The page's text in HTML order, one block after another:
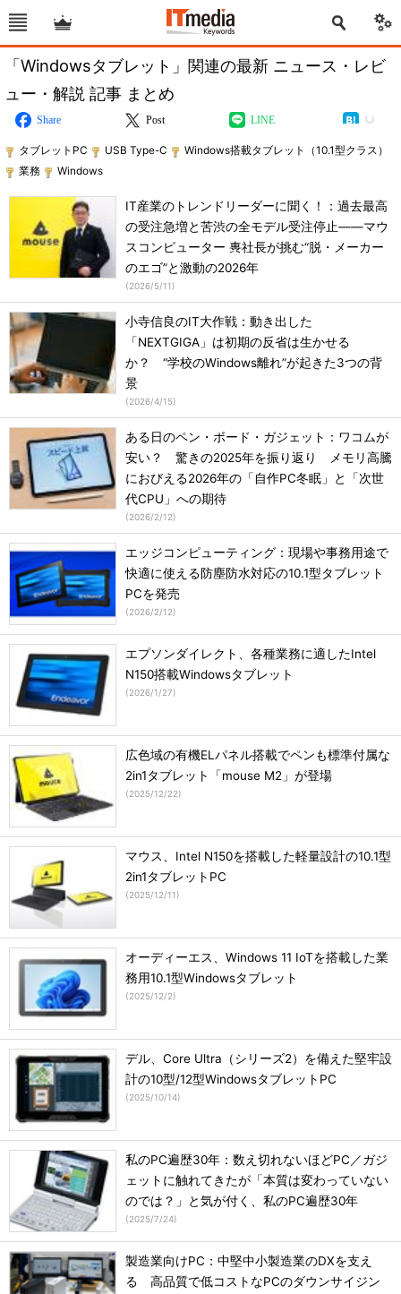
「Windowsタブレット」関連の最新 ニュース・レビ
ュー・解説 記事 まとめ
Share Post LINE
タブレットPC USB Type-C
Windows搭載タブレット（10.1型クラス）
業務
Windows
IT産業のトレンドリーダーに聞く！：過去最高
の受注急増と苦渋の全モデル受注停止――マウ
スコンピューター 軣社長が挑む“脱・メーカー
のエゴ”と激動の2026年
(2026/5/11)
小寺信良のIT大作戦：動き出した
「NEXTGIGA」は初期の反省は生かせる
か？ “学校のWindows離れ”が起きた3つの背
景
(2026/4/15)
ある日のペン・ボード・ガジェット：ワコムが
安い？ 驚きの2025年を振り返り メモリ高騰
におびえる2026年の「自作PC冬眠」と「次世
代CPU」への期待
(2026/2/12)
エッジコンピューティング：現場や事務用途で
快適に使える防塵防水対応の10.1型タブレット
PCを発売
(2026/2/12)
エプソンダイレクト、各種業務に適したIntel
N150搭載Windowsタブレット
(2026/1/27)
広色域の有機ELパネル搭載でペンも標準付属な
2in1タブレット「mouse M2」が登場
(2025/12/22)
マウス、Intel N150を搭載した軽量設計の10.1型
2in1タブレットPC
(2025/12/11)
オーディーエス、Windows 11 IoTを搭載した業
務用10.1型Windowsタブレット
(2025/12/2)
デル、Core Ultra（シリーズ2）を備えた堅牢設
計の10型/12型WindowsタブレットPC
(2025/10/14)
私のPC遍歴30年：数え切れないほどPC／ガジ
ェットに触れてきたが「本質は変わっていない
のでは？」と気が付く、私のPC遍歴30年
(2025/7/24)
製造業向けPC：中堅中小製造業のDXを支え
る 高品質で低コストなPCのダウンサイジン